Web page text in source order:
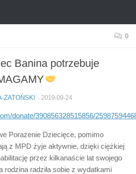
0
Banina potrzebuje
ZATOŃSKI · 2019-09-24
donate/390856328515856/
Porażenie Dziecięce, pomimo
z MPD żyje aktywnie, dzięki ciężkiej
przez kilkanaście lat swojego
rodzina radziła sobie z wydatkami